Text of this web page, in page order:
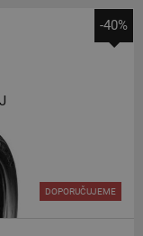
-40%
DOPORUČUJEME